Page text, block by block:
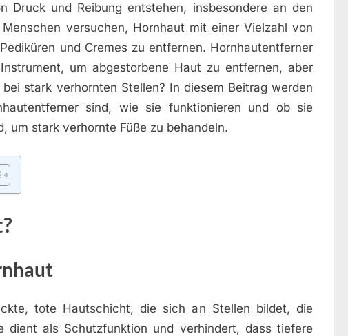
Druck und Reibung entstehen, insbesondere an den
versuchen, Hornhaut mit einer Vielzahl von
und Cremes zu entfernen. Hornhautentferner
um abgestorbene Haut zu entfernen, aber
stark verhornten Stellen? In diesem Beitrag werden
sind, wie sie funktionieren und ob sie
um stark verhornte Füße zu behandeln.
tote Hautschicht, die sich an Stellen bildet, die
dient als Schutzfunktion und verhindert, dass tiefere